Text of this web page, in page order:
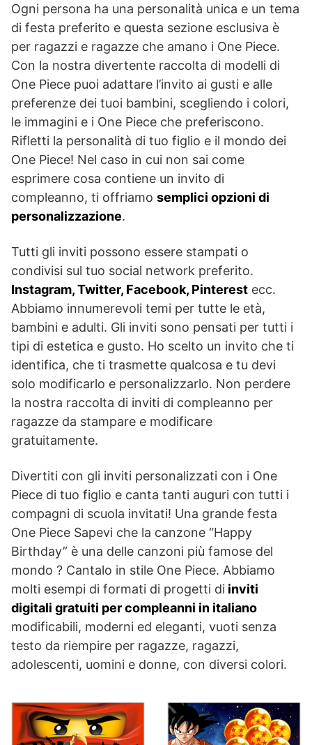
Ogni persona ha una personalità unica e un tema
di festa preferito e questa sezione esclusiva è
per ragazzi e ragazze che amano i One Piece.
Con la nostra divertente raccolta di modelli di
One Piece puoi adattare l’invito ai gusti e alle
preferenze dei tuoi bambini, scegliendo i colori,
le immagini e i One Piece che preferiscono.
Rifletti la personalità di tuo figlio e il mondo dei
One Piece! Nel caso in cui non sai come
esprimere cosa contiene un invito di
compleanno, ti offriamo semplici opzioni di
personalizzazione.
Tutti gli inviti possono essere stampati o
condivisi sul tuo social network preferito.
Instagram, Twitter, Facebook, Pinterest ecc.
Abbiamo innumerevoli temi per tutte le età,
bambini e adulti. Gli inviti sono pensati per tutti i
tipi di estetica e gusto. Ho scelto un invito che ti
identifica, che ti trasmette qualcosa e tu devi
solo modificarlo e personalizzarlo. Non perdere
la nostra raccolta di inviti di compleanno per
ragazze da stampare e modificare
gratuitamente.
Divertiti con gli inviti personalizzati con i One
Piece di tuo figlio e canta tanti auguri con tutti i
compagni di scuola invitati! Una grande festa
One Piece Sapevi che la canzone “Happy
Birthday” è una delle canzoni più famose del
mondo ? Cantalo in stile One Piece. Abbiamo
molti esempi di formati di progetti di inviti
digitali gratuiti per compleanni in italiano
modificabili, moderni ed eleganti, vuoti senza
testo da riempire per ragazze, ragazzi,
adolescenti, uomini e donne, con diversi colori.